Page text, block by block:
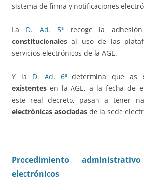
sistema de firma y notificaciones
La D. Ad. 5ªrecoge la
constitucionales al uso de las
servicios electrónicos de la AGE.
Y la D. Ad. 6ªdetermina que as
existentes en la AGE, a la fecha de
este real decreto, pasan a tener
electrónicas asociadas de la sede
Procedimiento
electrónicos